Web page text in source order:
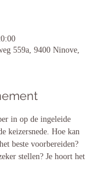
559a, 9400 Ninove,
in op de ingeleide
keizersnede. Hoe kan
beste voorbereiden?
stellen? Je hoort het